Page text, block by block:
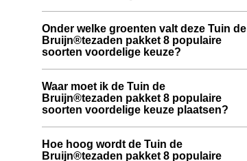
Onder welke groenten valt deze Tuin de
Bruijn®tezaden pakket 8 populaire
soorten voordelige keuze?
Waar moet ik de Tuin de
Bruijn®tezaden pakket 8 populaire
soorten voordelige keuze plaatsen?
Hoe hoog wordt de Tuin de
Bruijn®tezaden pakket 8 populaire